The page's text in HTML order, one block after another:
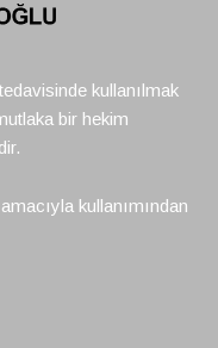
kullanılmak
bir hekim
kullanımından